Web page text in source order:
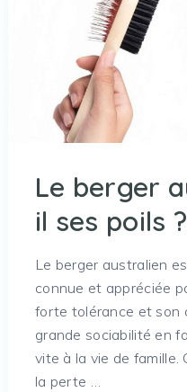
Le berger
il ses poils ?
Le berger australien
connue et appréciée
forte tolérance et son
grande sociabilité en
vite à la vie de famille.
la perte …